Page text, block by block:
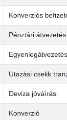
Konverziós
Pénztári átvezetés
Egyenlegátvezetés
Utazási csekk
Deviza jóváírás
Konverzió